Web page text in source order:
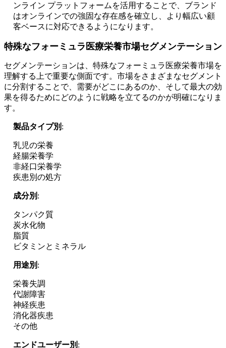
ンライン プラットフォームを活用することで、ブランド
はオンラインでの強固な存在感を確立し、より幅広い顧
客ベースに対応できるようになります。
特殊なフォーミュラ医療栄養市場セグメンテーション
セグメンテーションは、特殊なフォーミュラ医療栄養市場を
理解する上で重要な側面です。市場をさまざまなセグメント
に分割することで、需要がどこにあるのか、そして最大の効
果を得るためにどのように戦略を立てるのかが明確になりま
す。
製品タイプ別 :
乳児の栄養
経腸栄養学
非経口栄養学
疾患別の処方
成分別 :
タンパク質
炭水化物
脂質
ビタミンとミネラル
用途別 :
栄養失調
代謝障害
神経疾患
消化器疾患
その他
エンドユーザー別 :